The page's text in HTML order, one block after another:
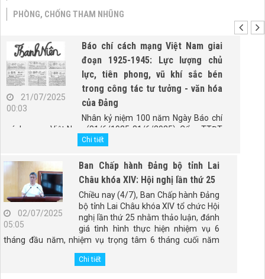
PHÒNG, CHỐNG THAM NHŨNG
21/07/2025
00:03
Báo chí cách mạng Việt Nam giai
đoạn 1925-1945: Lực lượng chủ
lực, tiên phong, vũ khí sắc bén
trong công tác tư tưởng - văn hóa
của Đảng
Nhân kỷ niệm 100 năm Ngày Báo chí
cách mạng Việt Nam (21/6/1925-21/6/2025), Cổng TTĐT
Chính phủ trân trọng giới thiệu bài viết "Báo chí cách mạng
phong, vũ khí sắc bén trong công tác tư tưởng - văn hóa
của Đảng" của PGS.TS. Đào Duy Quát, nguyên Phó trưởng
Ban Thường trực Ban Tư tưởng - Văn hóa Trung ương
(nay là Ban Tuyên giáo và Dân vận Trung ương).
Chi tiết
02/07/2025
05:05
Ban Chấp hành Đảng bộ tỉnh Lai
Châu khóa XIV: Hội nghị lần thứ 25
Chiều nay (4/7), Ban Chấp hành Đảng
bộ tỉnh Lai Châu khóa XIV tổ chức Hội
nghị lần thứ 25 nhằm thảo luận, đánh
giá tình hình thực hiện nhiệm vụ 6
tháng đầu năm, nhiệm vụ trọng tâm 6 tháng cuối năm
ngày 28/4/2021 của Ban Chấp hành Đảng bộ tỉnh. Đồng
Chi tiết